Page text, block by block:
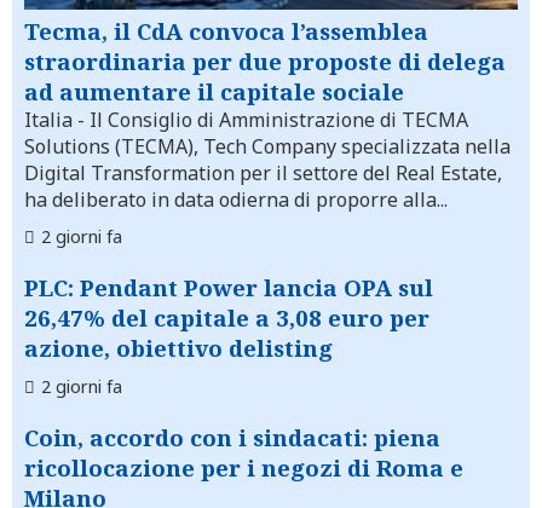
Tecma, il CdA convoca l’assemblea
straordinaria per due proposte di delega
ad aumentare il capitale sociale
Italia - Il Consiglio di Amministrazione di TECMA
Solutions (TECMA), Tech Company specializzata nella
Digital Transformation per il settore del Real Estate,
ha deliberato in data odierna di proporre alla...
2 giorni fa
PLC: Pendant Power lancia OPA sul
26,47% del capitale a 3,08 euro per
azione, obiettivo delisting
2 giorni fa
Coin, accordo con i sindacati: piena
ricollocazione per i negozi di Roma e
Milano